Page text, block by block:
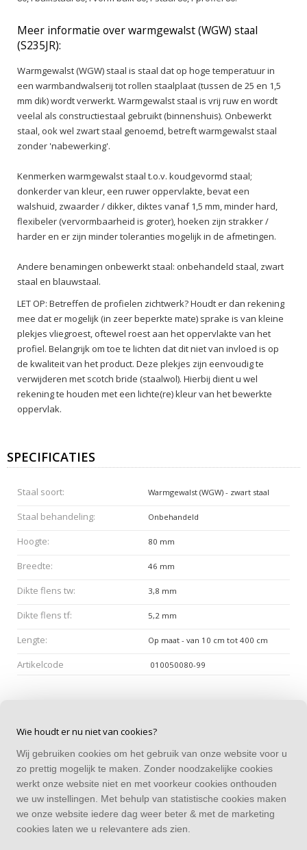
Meer informatie over warmgewalst (WGW) staal
(S235JR):
Warmgewalst (WGW) staal is staal dat op hoge temperatuur in
een warmbandwalserij tot rollen staalplaat (tussen de 25 en 1,5
mm dik) wordt verwerkt. Warmgewalst staal is vrij ruw en wordt
veelal als constructiestaal gebruikt (binnenshuis). Onbewerkt
staal, ook wel zwart staal genoemd, betreft warmgewalst staal
zonder 'nabewerking'.
Kenmerken warmgewalst staal t.o.v. koudgevormd staal;
donkerder van kleur, een ruwer oppervlakte, bevat een
walshuid, zwaarder / dikker, diktes vanaf 1,5 mm, minder hard,
flexibeler (vervormbaarheid is groter), hoeken zijn strakker /
harder en er zijn minder toleranties mogelijk in de afmetingen.
Andere benamingen onbewerkt staal: onbehandeld staal, zwart
staal en blauwstaal.
LET OP: Betreffen de profielen zichtwerk? Houdt er dan rekening
mee dat er mogelijk (in zeer beperkte mate) sprake is van kleine
plekjes vliegroest, oftewel roest aan het oppervlakte van het
profiel. Belangrijk om toe te lichten dat dit niet van invloed is op
de kwaliteit van het product. Deze plekjes zijn eenvoudig te
verwijderen met scotch bride (staalwol). Hierbij dient u wel
rekening te houden met een lichte(re) kleur van het bewerkte
oppervlak.
SPECIFICATIES
Staal soort: Warmgewalst (WGW) - zwart staal
Staal behandeling: Onbehandeld
Hoogte: 80 mm
Breedte: 46 mm
Dikte flens tw: 3,8 mm
Dikte flens tf: 5,2 mm
Lengte: Op maat - van 10 cm tot 400 cm
Artikelcode 010050080-99
CONTACT
Alle bedragen zijn incl. BTW
CATEGORIEËN
Wie houdt er nu niet van cookies?
Wij gebruiken cookies om het gebruik van onze website voor u
zo prettig mogelijk te maken. Zonder noodzakelijke cookies
werkt onze website niet en met voorkeur cookies onthouden
we uw instellingen. Met behulp van statistische cookies maken
we onze website iedere dag weer beter & met de marketing
cookies laten we u relevantere ads zien.